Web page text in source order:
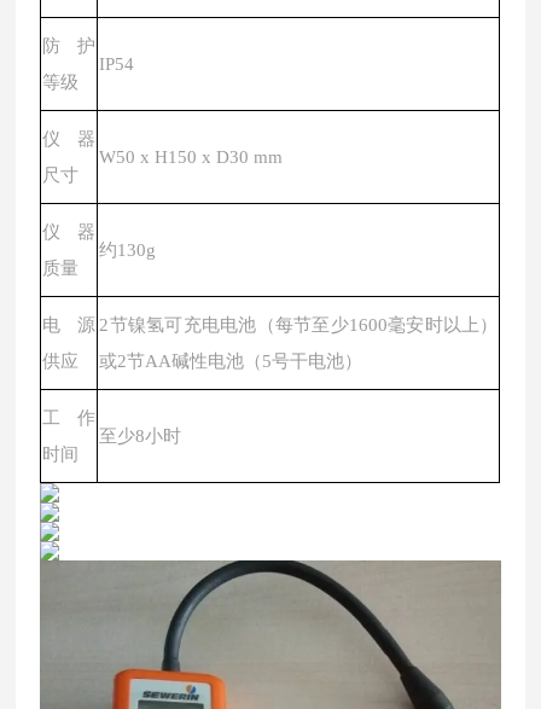
防护
等级
IP54
仪器
尺寸
W50 x H150 x D30 mm
仪器
质量
约130g
电源
供应
2节镍氢可充电电池（每节至少1600毫安时以上）
或2节AA碱性电池（5号干电池）
工作
时间
至少8小时